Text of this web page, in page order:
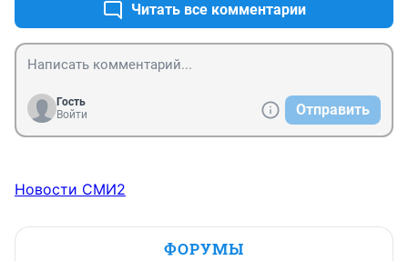
Читать все комментарии
Гость
Войти
Отправить
Новости СМИ2
ФОРУМЫ